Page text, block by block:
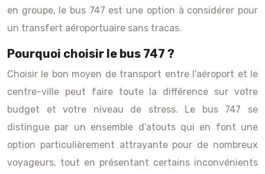
en groupe, le bus 747 est une option à considérer pour
un transfert aéroportuaire sans tracas.
Pourquoi choisir le bus 747 ?
Choisir le bon moyen de transport entre l’aéroport et le
centre-ville peut faire toute la différence sur votre
budget et votre niveau de stress. Le bus 747 se
distingue par un ensemble d’atouts qui en font une
option particulièrement attrayante pour de nombreux
voyageurs, tout en présentant certains inconvénients